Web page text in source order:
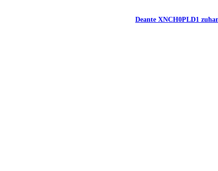
Deante XNCH0PLD1